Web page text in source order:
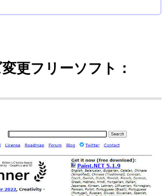
更フリーソフト：